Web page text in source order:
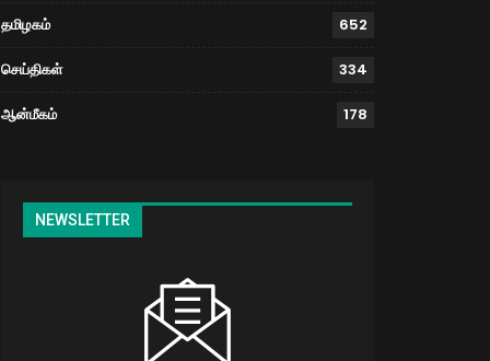
தமிழகம் 652
செய்திகள் 334
ஆன்மீகம் 178
NEWSLETTER